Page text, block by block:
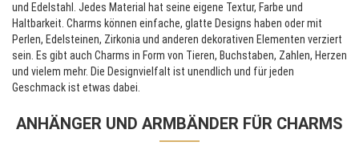
und Edelstahl. Jedes Material hat seine eigene Textur, Farbe und
Haltbarkeit. Charms können einfache, glatte Designs haben oder mit
Perlen, Edelsteinen, Zirkonia und anderen dekorativen Elementen verziert
sein. Es gibt auch Charms in Form von Tieren, Buchstaben, Zahlen, Herzen
und vielem mehr. Die Designvielfalt ist unendlich und für jeden
Geschmack ist etwas dabei.
ANHÄNGER UND ARMBÄNDER FÜR CHARMS